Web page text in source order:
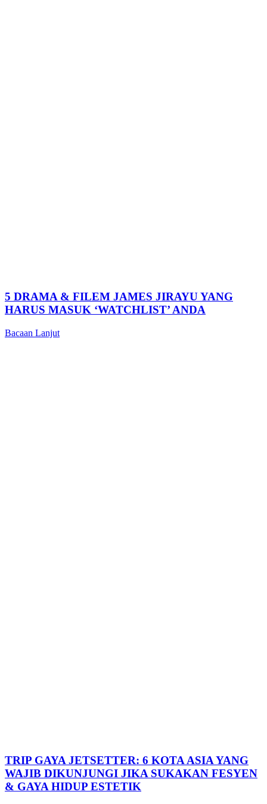
5 DRAMA & FILEM JAMES JIRAYU YANG
HARUS MASUK ‘WATCHLIST’ ANDA
Bacaan Lanjut
TRIP GAYA JETSETTER: 6 KOTA ASIA YANG
WAJIB DIKUNJUNGI JIKA SUKAKAN FESYEN
& GAYA HIDUP ESTETIK